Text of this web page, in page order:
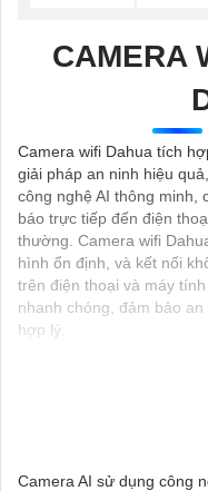
CAMERA
Camera wifi Dahua tích
giải pháp an ninh hiệu
công nghệ AI thông minh,
báo trực tiếp đến điện
thường. Camera wifi
hình ổn định, và kết nối
trên điện thoại và máy
nhanh chóng, đảm bảo
hợp lý.
Camera AI sử dụng công